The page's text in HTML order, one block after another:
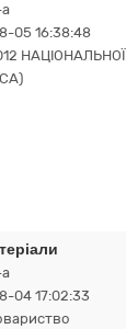
05 16:38:48
НАЦІОНАЛЬНОЇ
04 17:02:33